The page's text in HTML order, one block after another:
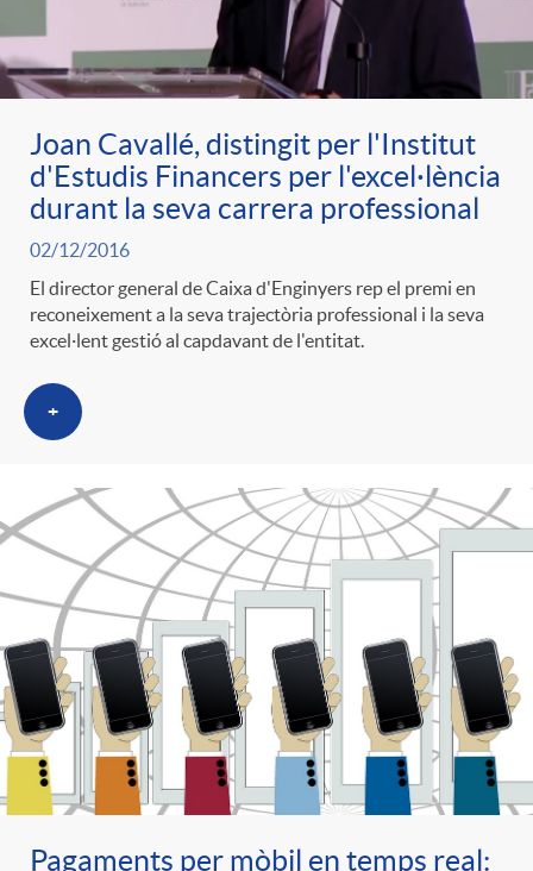
Joan Cavallé, distingit per l'Institut
d'Estudis Financers per l'excel·lència
durant la seva carrera professional
02/12/2016
El director general de Caixa d'Enginyers rep el premi en
reconeixement a la seva trajectòria professional i la seva
excel·lent gestió al capdavant de l'entitat.
+
Pagaments per mòbil en temps real: